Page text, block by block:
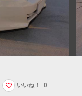
いいね！ 0